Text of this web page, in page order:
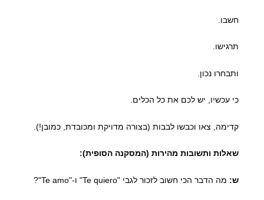
חשבו.
תרגישו.
ותבחרו נכון.
כי עכשיו, יש לכם את כל הכלים.
קדימה, צאו וכבשו לבבות (בצורה מדויקת ומכובדת, כמובן!).
שאלות ותשובות מהירות (המסקנה הסופית):
ש: מה הדבר הכי חשוב לזכור לגבי "Te quiero" ו-"Te amo"?